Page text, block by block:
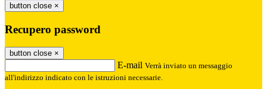
button close ×
Recupero password
button close ×
E-mail Verrà inviato un messaggio
all'indirizzo indicato con le istruzioni necessarie.